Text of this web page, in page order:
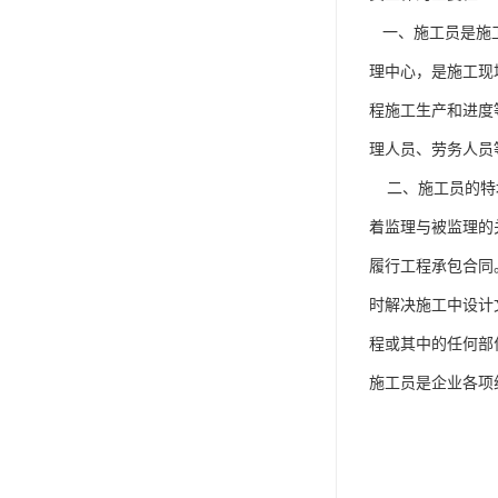
一、施工员是施
理中心，是施工
程施工生产和进
理人员、劳务人员
二、施工员的特
着监理与被监理
履行工程承包合
时解决施工中设
程或其中的任何部
施工员是企业各项